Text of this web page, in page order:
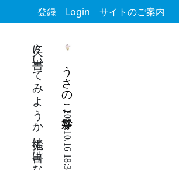
登録 Login サイトのご案内
うさのこ妙寺
2024.10.16 18:34
久々に書いてみようか 指先は書けなくなった 夢物語